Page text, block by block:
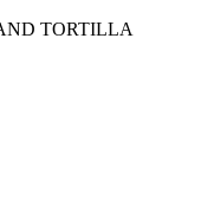
TORTILLA